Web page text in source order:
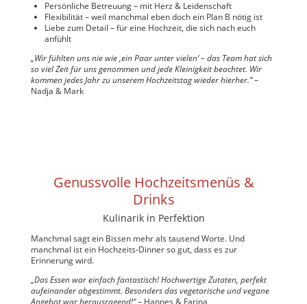
Persönliche Betreuung – mit Herz & Leidenschaft
Flexibilität – weil manchmal eben doch ein Plan B nötig ist
Liebe zum Detail – für eine Hochzeit, die sich nach euch
anfühlt
„Wir fühlten uns nie wie ‚ein Paar unter vielen‘ – das Team hat sich
so viel Zeit für uns genommen und jede Kleinigkeit beachtet. Wir
kommen jedes Jahr zu unserem Hochzeitstag wieder hierher.“–
Nadja & Mark
Genussvolle Hochzeitsmenüs &
Drinks
Kulinarik in Perfektion
Manchmal sagt ein Bissen mehr als tausend Worte. Und
manchmal ist ein Hochzeits-Dinner so gut, dass es zur
Erinnerung wird.
„Das Essen war einfach fantastisch! Hochwertige Zutaten, perfekt
aufeinander abgestimmt. Besonders das vegetarische und vegane
Angebot war herausragend!“– Hannes & Farina